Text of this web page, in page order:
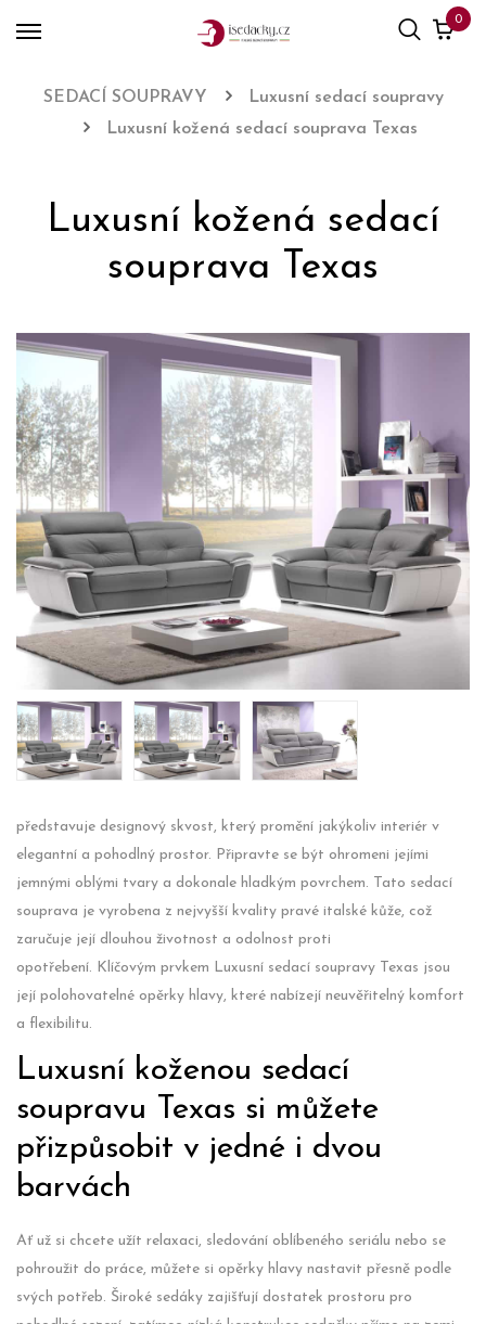
0
SEDACÍ SOUPRAVY
Luxusní sedací soupravy
Luxusní kožená sedací souprava Texas
Luxusní kožená sedací
souprava Texas
představuje designový skvost, který promění jakýkoliv interiér v
elegantní a pohodlný prostor. Připravte se být ohromeni jejími
jemnými oblými tvary a dokonale hladkým povrchem. Tato sedací
souprava je vyrobena z nejvyšší kvality pravé italské kůže, což
zaručuje její dlouhou životnost a odolnost proti
opotřebení. Klíčovým prvkem Luxusní sedací soupravy Texas jsou
její polohovatelné opěrky hlavy, které nabízejí neuvěřitelný komfort
a flexibilitu.
Luxusní koženou sedací
soupravu Texas si můžete
přizpůsobit v jedné i dvou
barvách
Ať už si chcete užít relaxaci, sledování oblíbeného seriálu nebo se
pohroužit do práce, můžete si opěrky hlavy nastavit přesně podle
svých potřeb. Široké sedáky zajišťují dostatek prostoru pro